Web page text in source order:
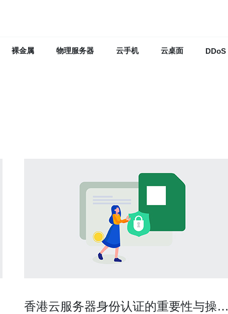
裸金属 物理服务器 云手机 云桌面 DDoS
香港云服务器身份认证的重要性与操作